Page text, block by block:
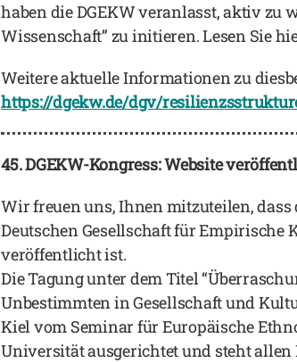
haben die DGEKW veranlasst, aktiv zu
Wissenschaft” zu initieren. Lesen Sie
Weitere aktuelle Informationen zu
https://dgekw.de/dgv/
45. DGEKW-Kongress: Website
Wir freuen uns, Ihnen mitzuteilen, dass
Deutschen Gesellschaft für Empirische
veröffentlicht ist.
Die Tagung unter dem Titel
Unbestimmten in Gesellschaft und
Kiel vom Seminar für Europäische
Universität ausgerichtet und steht allen